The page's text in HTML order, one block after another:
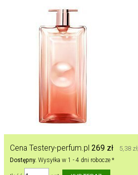
Cena Testery-perfum.pl 269 zł 5,38
Dostępny. Wysyłka w 1 - 4 dni robocze *